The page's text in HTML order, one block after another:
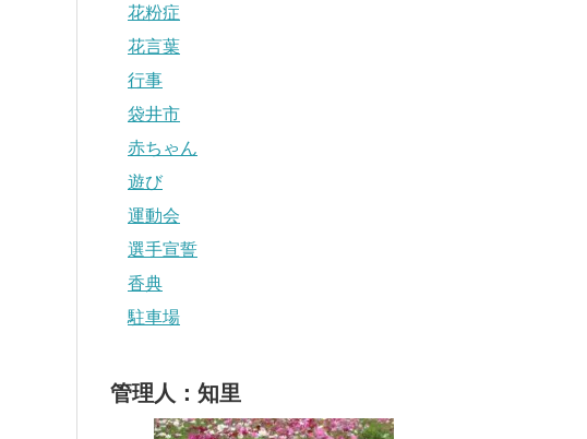
花粉症
花言葉
行事
袋井市
赤ちゃん
遊び
運動会
選手宣誓
香典
駐車場
管理人：知里